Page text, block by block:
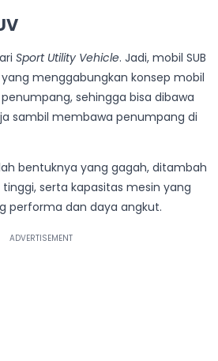
Sport Utility Vehicle. Jadi, mobil SUB
menggabungkan konsep mobil
sehingga bisa dibawa
sambil membawa penumpang di
bentuknya yang gagah, ditambah
serta kapasitas mesin yang
performa dan daya angkut.